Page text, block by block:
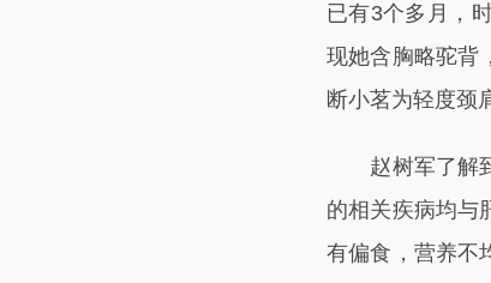
已有3个多月，
现她含胸略驼背
断小茗为轻度颈
赵树军了解到
的相关疾病均与
有偏食，营养不